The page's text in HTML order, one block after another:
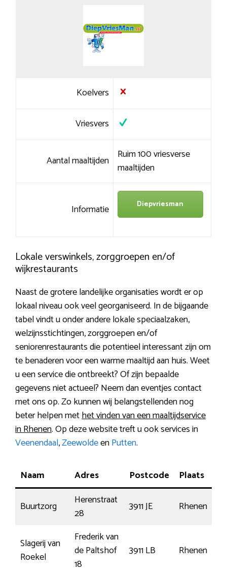
Koelvers
Vriesvers
Aantal maaltijden Ruim 100 vriesverse
maaltijden
Informatie Diepvriesman
Lokale verswinkels, zorggroepen en/of
wijkrestaurants
Naast de grotere landelijke organisaties wordt er op
lokaal niveau ook veel georganiseerd. In de bijgaande
tabel vindt u onder andere lokale speciaalzaken,
welzijnsstichtingen, zorggroepen en/of
seniorenrestaurants die potentieel interessant zijn om
te benaderen voor een warme maaltijd aan huis. Weet
u een service die ontbreekt? Of zijn bepaalde
gegevens niet actueel? Neem dan eventjes contact
met ons op. Zo kunnen wij belangstellenden nog
beter helpen methet vinden van een maaltijdservice
in Rhenen. Op deze website treft u ook services in
Veenendaal,ZeewoldeenPutten.
Naam Adres Postcode Plaats
Buurtzorg
Herenstraat
28
3911 JE Rhenen
Slagerij van
Roekel
Frederik van
de Paltshof
18
3911 LB Rhenen